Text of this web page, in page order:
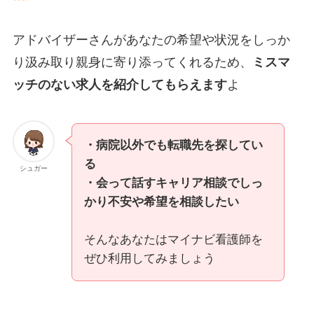
アドバイザーさんがあなたの希望や状況をしっか
り汲み取り親身に寄り添ってくれるため、
ミスマ
ッチのない求人を紹介してもらえますよ
シュガー
・病院以外でも転職先を探してい
る
・会って話すキャリア相談でしっ
かり不安や希望を相談したい
そんなあなたはマイナビ看護師を
ぜひ利用してみましょう